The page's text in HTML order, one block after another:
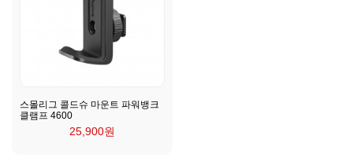
스몰리그 콜드슈 마운트 파워뱅크
클램프 4600
25,900원